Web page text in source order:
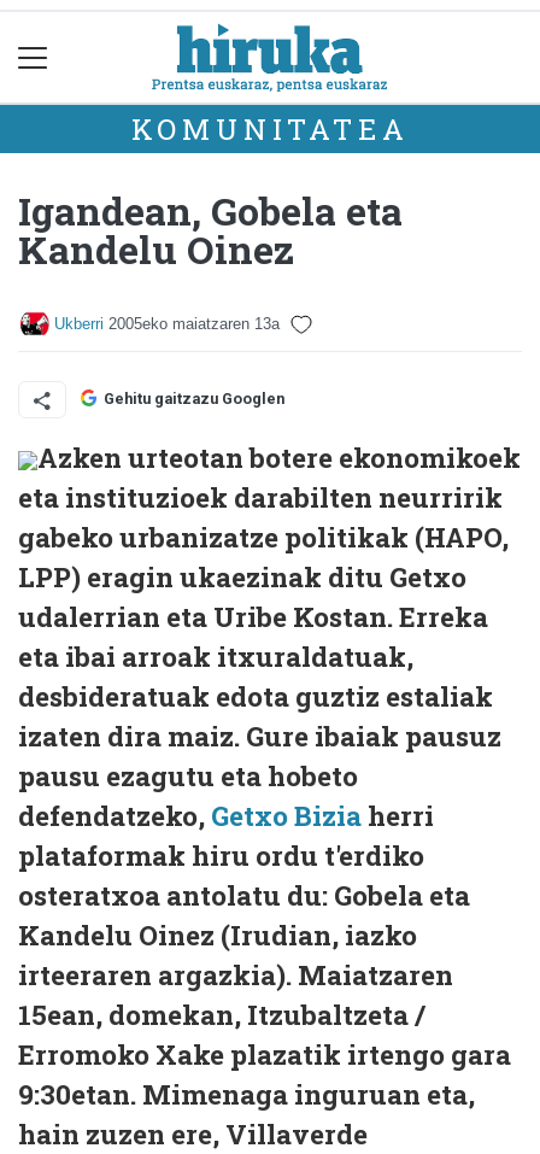
KOMUNITATEA
Igandean, Gobela eta
Kandelu Oinez
Ukberri 2005eko maiatzaren 13a
Gehitu gaitzazu Googlen
Azken urteotan botere ekonomikoek
eta instituzioek darabilten neurririk
gabeko urbanizatze politikak (HAPO,
LPP) eragin ukaezinak ditu Getxo
udalerrian eta Uribe Kostan. Erreka
eta ibai arroak itxuraldatuak,
desbideratuak edota guztiz estaliak
izaten dira maiz. Gure ibaiak pausuz
pausu ezagutu eta hobeto
defendatzeko, Getxo Bizia herri
plataformak hiru ordu t'erdiko
osteratxoa antolatu du: Gobela eta
Kandelu Oinez (Irudian, iazko
irteeraren argazkia). Maiatzaren
15ean, domekan, Itzubaltzeta /
Erromoko Xake plazatik irtengo gara
9:30etan. Mimenaga inguruan eta,
hain zuzen ere, Villaverde